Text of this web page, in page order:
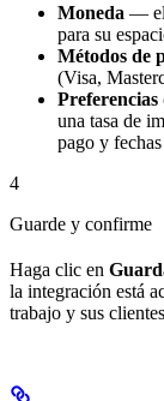
Moneda —
para su
Métodos de
(Visa,
una tasa de
pago y
4
Guarde y confirme
Haga clic en
la integración está
trabajo y sus